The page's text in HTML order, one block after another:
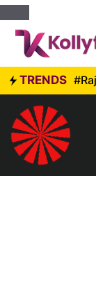
Skip
content
TRENDS